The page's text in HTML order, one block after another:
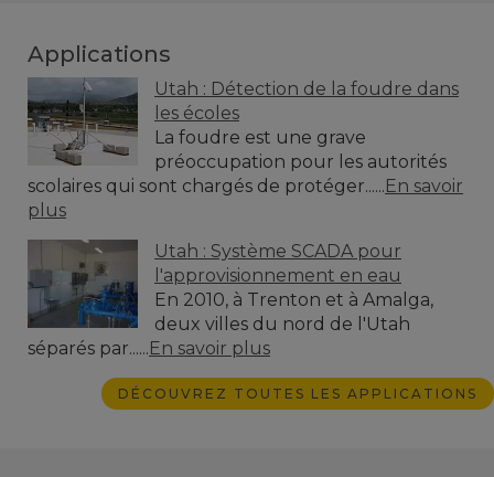
Applications
Utah : Détection de la foudre dans
les écoles
La foudre est une grave
préoccupation pour les autorités
scolaires qui sont chargés de protéger......En savoir
plus
Utah : Système SCADA pour
l'approvisionnement en eau
En 2010, à Trenton et à Amalga,
deux villes du nord de l'Utah
séparés par......En savoir plus
DÉCOUVREZ TOUTES LES APPLICATIONS